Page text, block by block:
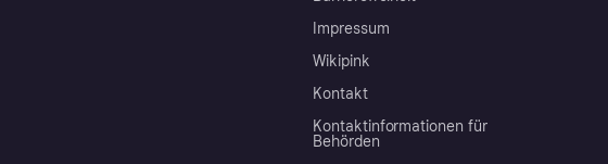
Impressum
Wikipink
Kontakt
Kontaktinformationen für
Behörden